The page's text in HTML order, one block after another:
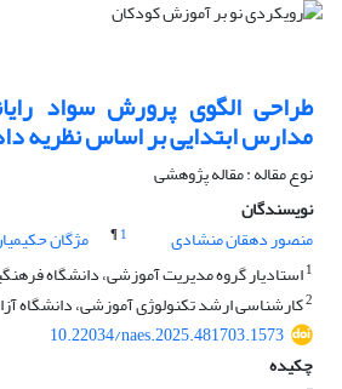
طراحی الگوی پرورش سواد
مدارس ابتدایی بر اساس نظریه
نوع مقاله : مقاله پژوهشی
نویسندگان
منصور دهقان منشادی
1
¶ مژگان
1استادیار گروه مدیریت آموزشی، دانشگاه
2کارشناسی ارشد تکنولوژی آموزشی، دانشگاه
10.22034/naes.2025.481703.1573
چکیده